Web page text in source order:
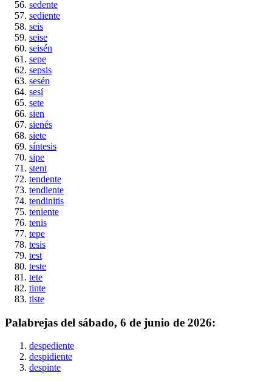
sedente
sediente
seis
seise
seisén
sepe
sepsis
sesén
sesí
sete
sien
sienés
siete
síntesis
sipe
stent
tendente
tendiente
tendinitis
teniente
tenis
tepe
tesis
test
teste
tete
tinte
tiste
Palabrejas del sábado, 6 de junio de 2026:
despediente
despidiente
despinte